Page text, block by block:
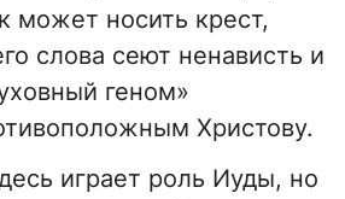
может носить крест,
слова сеют ненависть и
геном»
Христову.
играет роль Иуды, но